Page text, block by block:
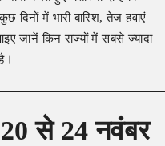
दिनों में भारी बारिश, तेज हवाएं
किन राज्यों में सबसे ज्यादा
से 24 नवंबर